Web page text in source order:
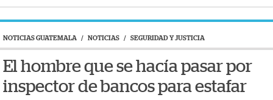
NOTICIAS GUATEMALA / NOTICIAS / SEGURIDAD Y JUSTICIA
El hombre que se hacía pasar por
inspector de bancos para estafar